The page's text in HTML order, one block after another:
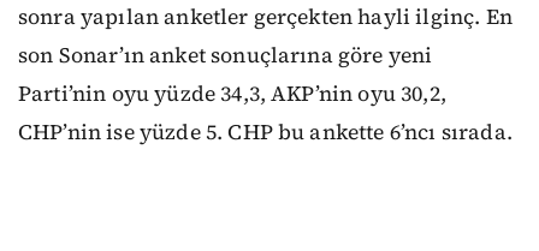
sonra yapılan anketler gerçekten hayli ilginç. En
son Sonar’ın anket sonuçlarına göre yeni
Parti’nin oyu yüzde 34,3, AKP’nin oyu 30,2,
CHP’nin ise yüzde 5. CHP bu ankette 6’ncı sırada.